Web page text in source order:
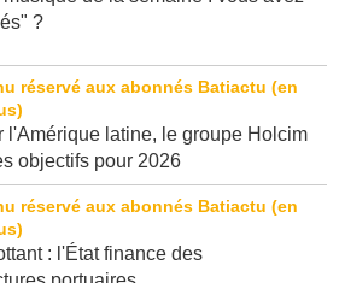
de la semaine : vous avez
l'Amérique latine, le groupe Holcim
: l'État finance des